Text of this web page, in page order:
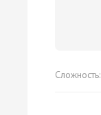
Сложность: